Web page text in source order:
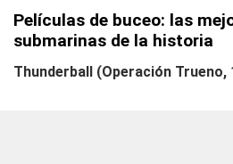
Películas de buceo: las
submarinas de la historia
Thunderball (Operación Trueno,